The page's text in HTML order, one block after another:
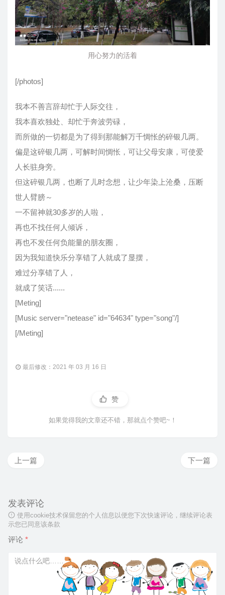
用心努力的活着
[/photos]
我本不善言辞却忙于人际交往，
我本喜欢独处、却忙于奔波劳碌，
而所做的一切都是为了得到那能解万千惆怅的碎银几两。
偏是这碎银几两，可解时间惆怅，可让父母安康，可使爱
人长驻身旁。
但这碎银几两，也断了儿时念想，让少年染上沧桑，压断
世人臂膀～
一不留神就30多岁的人啦，
再也不找任何人倾诉，
再也不发任何负能量的朋友圈，
因为我知道快乐分享错了人就成了显摆，
难过分享错了人，
就成了笑话......
[Meting]
[Music server="netease" id="64634" type="song"/]
[/Meting]
最后修改：2021 年 03 月 16 日
赞
如果觉得我的文章还不错，那就点个赞吧~！
下一篇
上一篇
发表评论
使用cookie技术保留您的个人信息以便您下次快速评论，继续评论表
示您已同意该条款
评论 *